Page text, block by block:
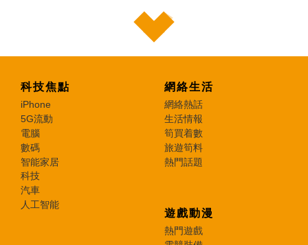
科技焦點
iPhone
5G流動
電腦
數碼
智能家居
科技
汽車
人工智能
網絡生活
網絡熱話
生活情報
筍買着數
旅遊筍料
熱門話題
遊戲動漫
熱門遊戲